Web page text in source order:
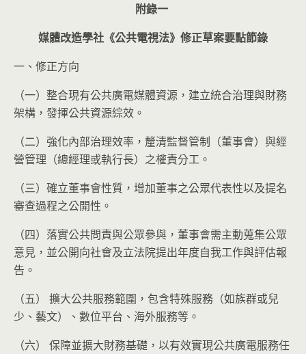
附錄一
媒體改造學社《公共電視法》修正草案要點節錄
一、修正方向
（一）整合現有公共廣電媒體資源，建立統合治理與財務
架構，發揮公共資源綜效。
（二）強化內部治理效率，釐清監督管制（董事會）與經
營管理（總經理或執行長）之權責分工。
（三）確立董事會性質，增加董事之公眾代表性以及提名
審查過程之公開性。
（四）落實公共問責與公眾參與，董事會需主動蒐集公眾
意見，並公開向社會及立法院提出年度自我工作與評估報
告。
（五） 擴大公共服務範圍，包含特殊服務（如族群或兒
少、藝文）、數位平台、海外服務等。
（六） 保障並擴大財務基礎，以有效實現公共廣電服務任